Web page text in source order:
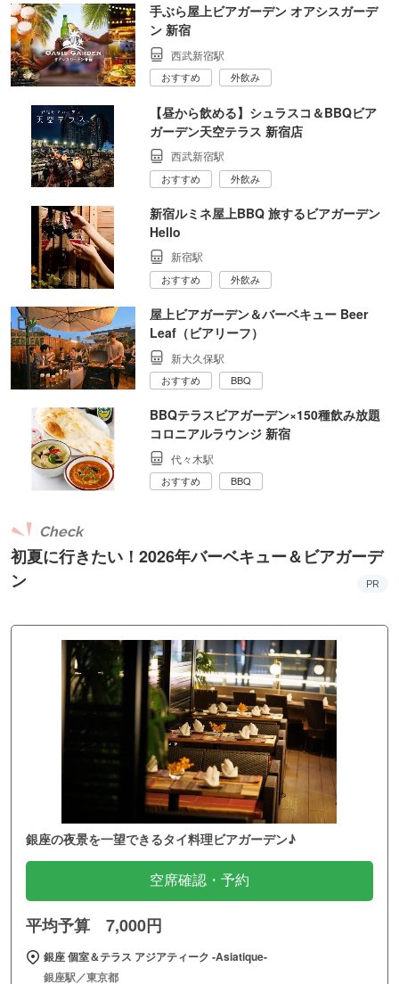
手ぶら屋上ビアガーデン オアシスガーデ
ン 新宿
西武新宿駅
おすすめ 外飲み
【昼から飲める】シュラスコ＆BBQビア
ガーデン天空テラス 新宿店
西武新宿駅
おすすめ 外飲み
新宿ルミネ屋上BBQ 旅するビアガーデン
Hello
新宿駅
おすすめ 外飲み
屋上ビアガーデン＆バーベキュー Beer
Leaf（ビアリーフ）
新大久保駅
おすすめ BBQ
BBQテラスビアガーデン×150種飲み放題
コロニアルラウンジ 新宿
代々木駅
おすすめ BBQ
初夏に行きたい！2026年バーベキュー＆ビアガーデ
ン
Check
PR
銀座の夜景を一望できるタイ料理ビアガーデン♪
空席確認・予約
平均予算 7,000円
銀座 個室＆テラス アジアティーク ‐Asiatique‐
銀座駅／東京都